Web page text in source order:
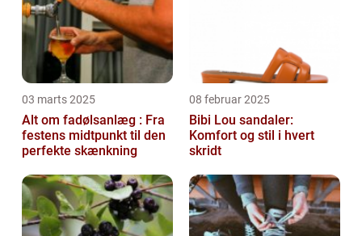
03 marts 2025
Alt om fadølsanlæg : Fra
festens midtpunkt til den
perfekte skænkning
08 februar 2025
Bibi Lou sandaler:
Komfort og stil i hvert
skridt